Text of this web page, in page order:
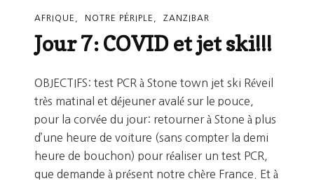
AFRIQUE NOTRE PÉRIPLE ZANZIBAR
Jour 7: COVID et jet ski!!!
OBJECTIFS: test PCR à Stone town jet ski Réveil
très matinal et déjeuner avalé sur le pouce,
pour la corvée du jour: retourner à Stone à plus
d’une heure de voiture (sans compter la demi
heure de bouchon) pour réaliser un test PCR,
que demande à présent notre chère France. Et à